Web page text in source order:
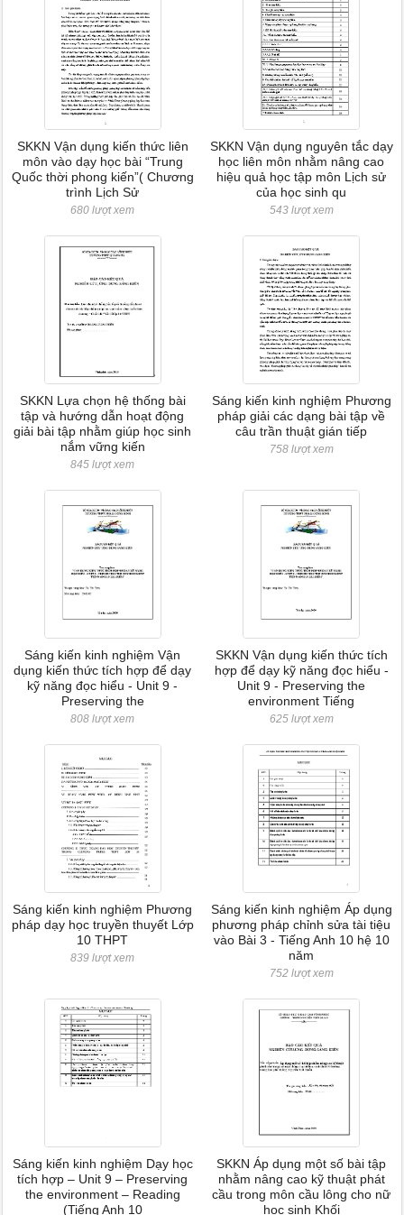
SKKN Vận dụng kiến thức liên
môn vào dạy học bài “Trung
Quốc thời phong kiến”( Chương
trình Lịch Sử
680 lượt xem
SKKN Vận dụng nguyên tắc dạy
học liên môn nhằm nâng cao
hiệu quả học tập môn Lịch sử
của học sinh qu
543 lượt xem
SKKN Lựa chọn hệ thống bài
tập và hướng dẫn hoạt động
giải bài tập nhằm giúp học sinh
nắm vững kiến
845 lượt xem
Sáng kiến kinh nghiệm Phương
pháp giải các dạng bài tập về
câu trần thuật gián tiếp
758 lượt xem
Sáng kiến kinh nghiệm Vận
dụng kiến thức tích hợp để dạy
kỹ năng đọc hiểu - Unit 9 -
Preserving the
808 lượt xem
SKKN Vận dụng kiến thức tích
hợp để dạy kỹ năng đọc hiểu -
Unit 9 - Preserving the
environment Tiếng
625 lượt xem
Sáng kiến kinh nghiệm Phương
pháp dạy học truyền thuyết Lớp
10 THPT
839 lượt xem
Sáng kiến kinh nghiệm Áp dụng
phương pháp chỉnh sửa tài tiệu
vào Bài 3 - Tiếng Anh 10 hệ 10
năm
752 lượt xem
Sáng kiến kinh nghiệm Dạy học
tích hợp – Unit 9 – Preserving
the environment – Reading
(Tiếng Anh 10
SKKN Áp dụng một số bài tập
nhằm nâng cao kỹ thuật phát
cầu trong môn cầu lông cho nữ
học sinh Khối